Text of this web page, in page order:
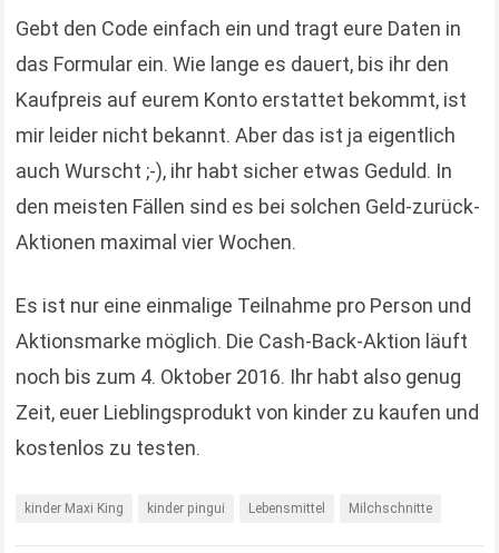
Gebt den Code einfach ein und tragt eure Daten in
das Formular ein. Wie lange es dauert, bis ihr den
Kaufpreis auf eurem Konto erstattet bekommt, ist
mir leider nicht bekannt. Aber das ist ja eigentlich
auch Wurscht ;-), ihr habt sicher etwas Geduld. In
den meisten Fällen sind es bei solchen Geld-zurück-
Aktionen maximal vier Wochen.
Es ist nur eine einmalige Teilnahme pro Person und
Aktionsmarke möglich. Die Cash-Back-Aktion läuft
noch bis zum 4. Oktober 2016. Ihr habt also genug
Zeit, euer Lieblingsprodukt von kinder zu kaufen und
kostenlos zu testen.
kinder Maxi King kinder pingui Lebensmittel Milchschnitte